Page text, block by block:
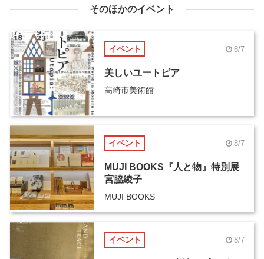
そのほかのイベント
イベント 8/7
美しいユートピア
高崎市美術館
イベント 8/7
MUJI BOOKS『人と物』特別展
宮脇綾子
MUJI BOOKS
イベント 8/7